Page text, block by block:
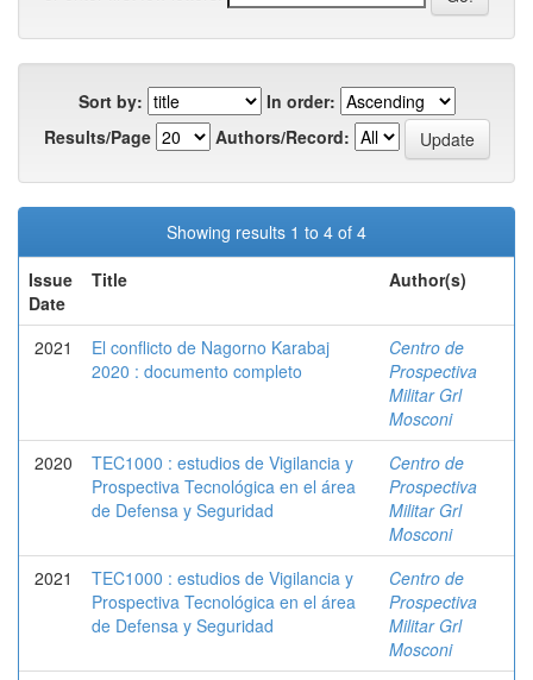
Sort by:
In order:
Results/Page
Authors/Record:
Showing results 1 to 4 of 4
Issue
Date
Title Author(s)
2021
El conflicto de Nagorno Karabaj
2020 : documento completo
Centro de
Prospectiva
Militar Grl
Mosconi
2020
TEC1000 : estudios de Vigilancia y
Prospectiva Tecnológica en el área
de Defensa y Seguridad
Centro de
Prospectiva
Militar Grl
Mosconi
2021
TEC1000 : estudios de Vigilancia y
Prospectiva Tecnológica en el área
de Defensa y Seguridad
Centro de
Prospectiva
Militar Grl
Mosconi